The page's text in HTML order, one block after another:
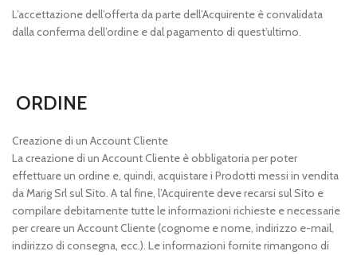
L’accettazione dell’offerta da parte dell’Acquirente è convalidata
dalla conferma dell’ordine e dal pagamento di quest’ultimo.
ORDINE
Creazione di un Account Cliente
La creazione di un Account Cliente è obbligatoria per poter
effettuare un ordine e, quindi, acquistare i Prodotti messi in vendita
da Marig Srl sul Sito. A tal fine, l’Acquirente deve recarsi sul Sito e
compilare debitamente tutte le informazioni richieste e necessarie
per creare un Account Cliente (cognome e nome, indirizzo e-mail,
indirizzo di consegna, ecc.). Le informazioni fornite rimangono di